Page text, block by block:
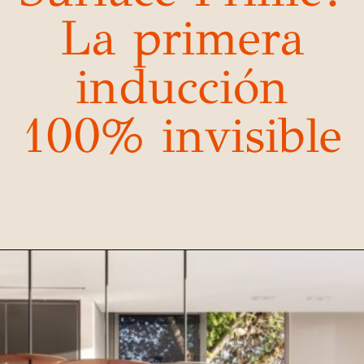
La primera
inducción
100% invisible